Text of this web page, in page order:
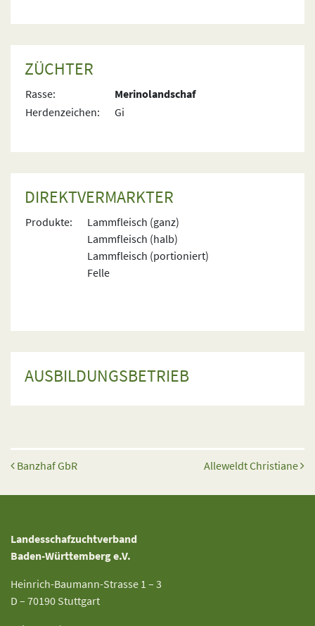
ZÜCHTER
Rasse:
Merinolandschaf
Herdenzeichen:
Gi
DIREKTVERMARKTER
Produkte:
Lammfleisch (ganz)
Lammfleisch (halb)
Lammfleisch (portioniert)
Felle
AUSBILDUNGSBETRIEB
Beitrags-Navigation
Banzhaf GbR Alleweldt Christiane
Landesschafzuchtverband
Baden-Württemberg e.V.
Heinrich-Baumann-Strasse 1 – 3
D – 70190 Stuttgart